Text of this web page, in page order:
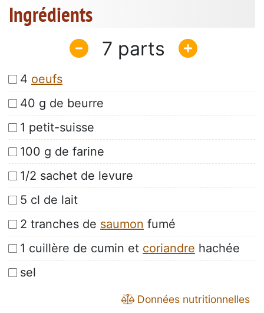
Ingrédients
7
4 oeufs
40 g de beurre
1 petit-suisse
100 g de farine
1/2 sachet de levure
5 cl de lait
2 tranches de saumon fumé
1 cuillère de cumin et coriandre hachée
sel
Données nutritionnelles